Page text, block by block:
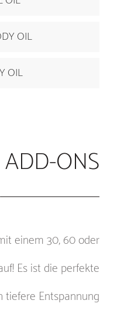
OIL
OIL
ADD-ONS
einem 30, 60 oder
Es ist die perfekte
Entspannung